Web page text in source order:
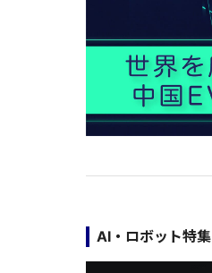
AI・ロボット特集